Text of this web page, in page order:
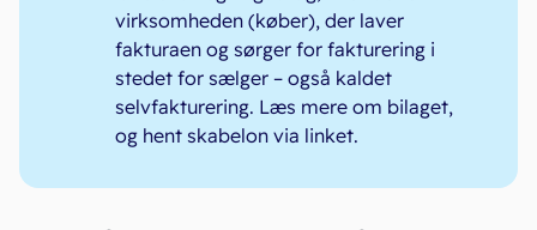
virksomheden (køber), der laver
fakturaen og sørger for fakturering i
stedet for sælger – også kaldet
selvfakturering. Læs mere om bilaget,
og hent skabelon via linket.